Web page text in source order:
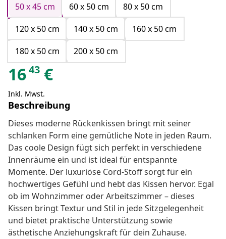
50 x 45 cm
60 x 50 cm
80 x 50 cm
120 x 50 cm
140 x 50 cm
160 x 50 cm
180 x 50 cm
200 x 50 cm
1643 €
Inkl. Mwst.
Beschreibung
Dieses moderne Rückenkissen bringt mit seiner
schlanken Form eine gemütliche Note in jeden Raum.
Das coole Design fügt sich perfekt in verschiedene
Innenräume ein und ist ideal für entspannte
Momente. Der luxuriöse Cord-Stoff sorgt für ein
hochwertiges Gefühl und hebt das Kissen hervor. Egal
ob im Wohnzimmer oder Arbeitszimmer – dieses
Kissen bringt Textur und Stil in jede Sitzgelegenheit
und bietet praktische Unterstützung sowie
ästhetische Anziehungskraft für dein Zuhause.